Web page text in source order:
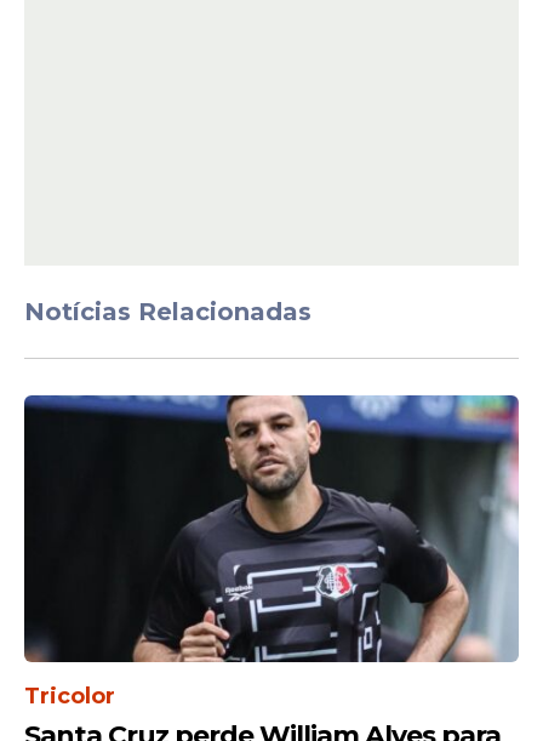
Tévez despontou no Boca Juniors no
começo dos anos 2000 e logo foi para o
, clube pelo qual foi
campeão
brasileiro
em 2005. A saída da equipe
paulista foi conturbada, com
desentendimentos com torcida e diretoria.
Notícias Relacionadas
Tricolor